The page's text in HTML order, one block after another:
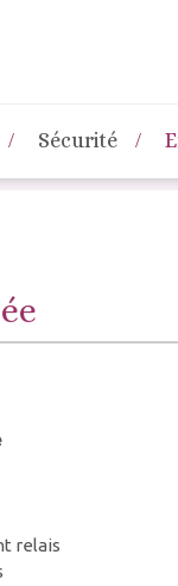
Sécurité
relais